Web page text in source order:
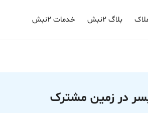
بلاگ ۲نبش خدمات ۲نبش
در زمین مشترک